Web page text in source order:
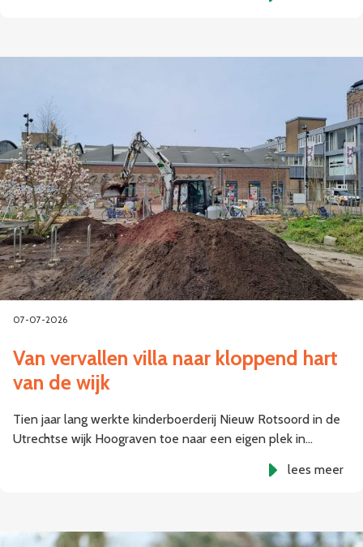
07-07-2026
Van vervallen villa naar kloppend hart
van de wijk
Tien jaar lang werkte kinderboerderij Nieuw Rotsoord in de
Utrechtse wijk Hoograven toe naar een eigen plek in…
lees meer